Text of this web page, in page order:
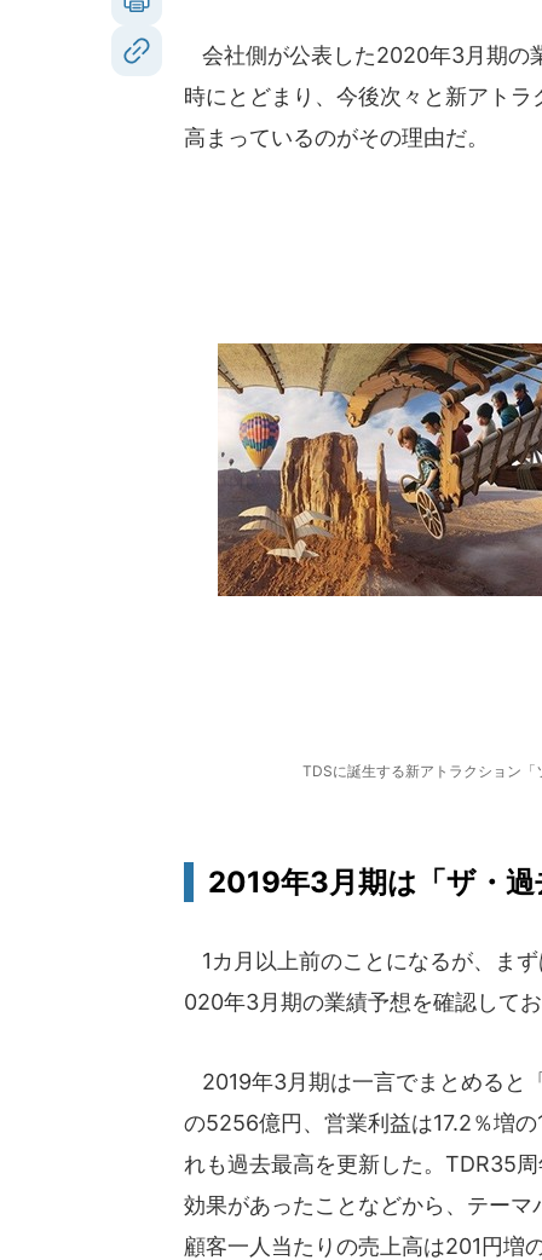
会社側が公表した2020年3月期の
時にとどまり、今後次々と新アト
高まっているのがその理由だ。
TDSに誕生する新アトラクション
2019年3月期は「ザ・過
1カ月以上前のことになるが、ま
020年3月期の業績予想を確認して
2019年3月期は一言でまとめると
の5256億円、営業利益は17.2％増
れも過去最高を更新した。TDR35
効果があったことなどから、テー
顧客一人当たりの売上高は201円増